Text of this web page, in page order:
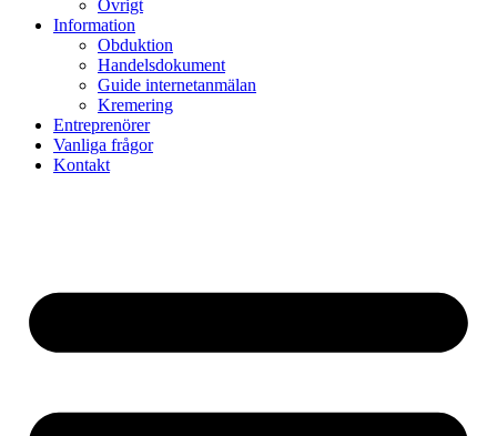
Övrigt
Information
Obduktion
Handelsdokument
Guide internetanmälan
Kremering
Entreprenörer
Vanliga frågor
Kontakt